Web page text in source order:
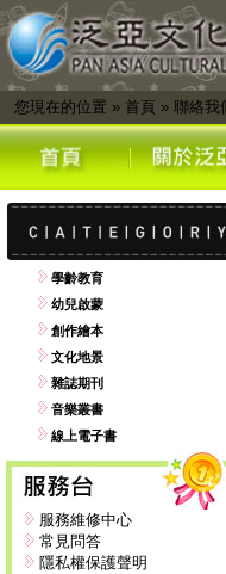
您現在的位置 » 首頁 » 聯絡我
學齡教育
幼兒啟蒙
創作繪本
文化地景
雜誌期刊
音樂叢書
線上電子書
服務維修中心
常見問答
隱私權保護聲明